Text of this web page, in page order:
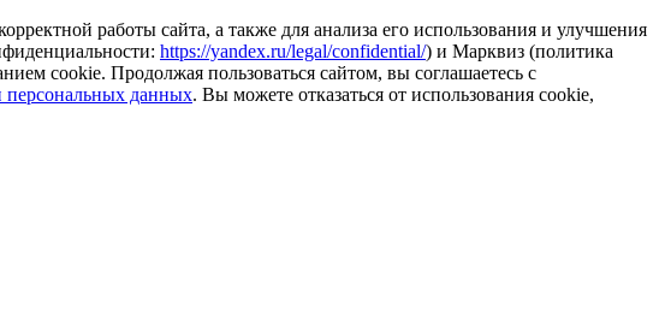
работы сайта, а также для анализа его использования и улучшения
https://yandex.ru/legal/confidential/) и Марквиз (политика
cookie. Продолжая пользоваться сайтом, вы соглашаетесь с
персональных данных. Вы можете отказаться от использования cookie,